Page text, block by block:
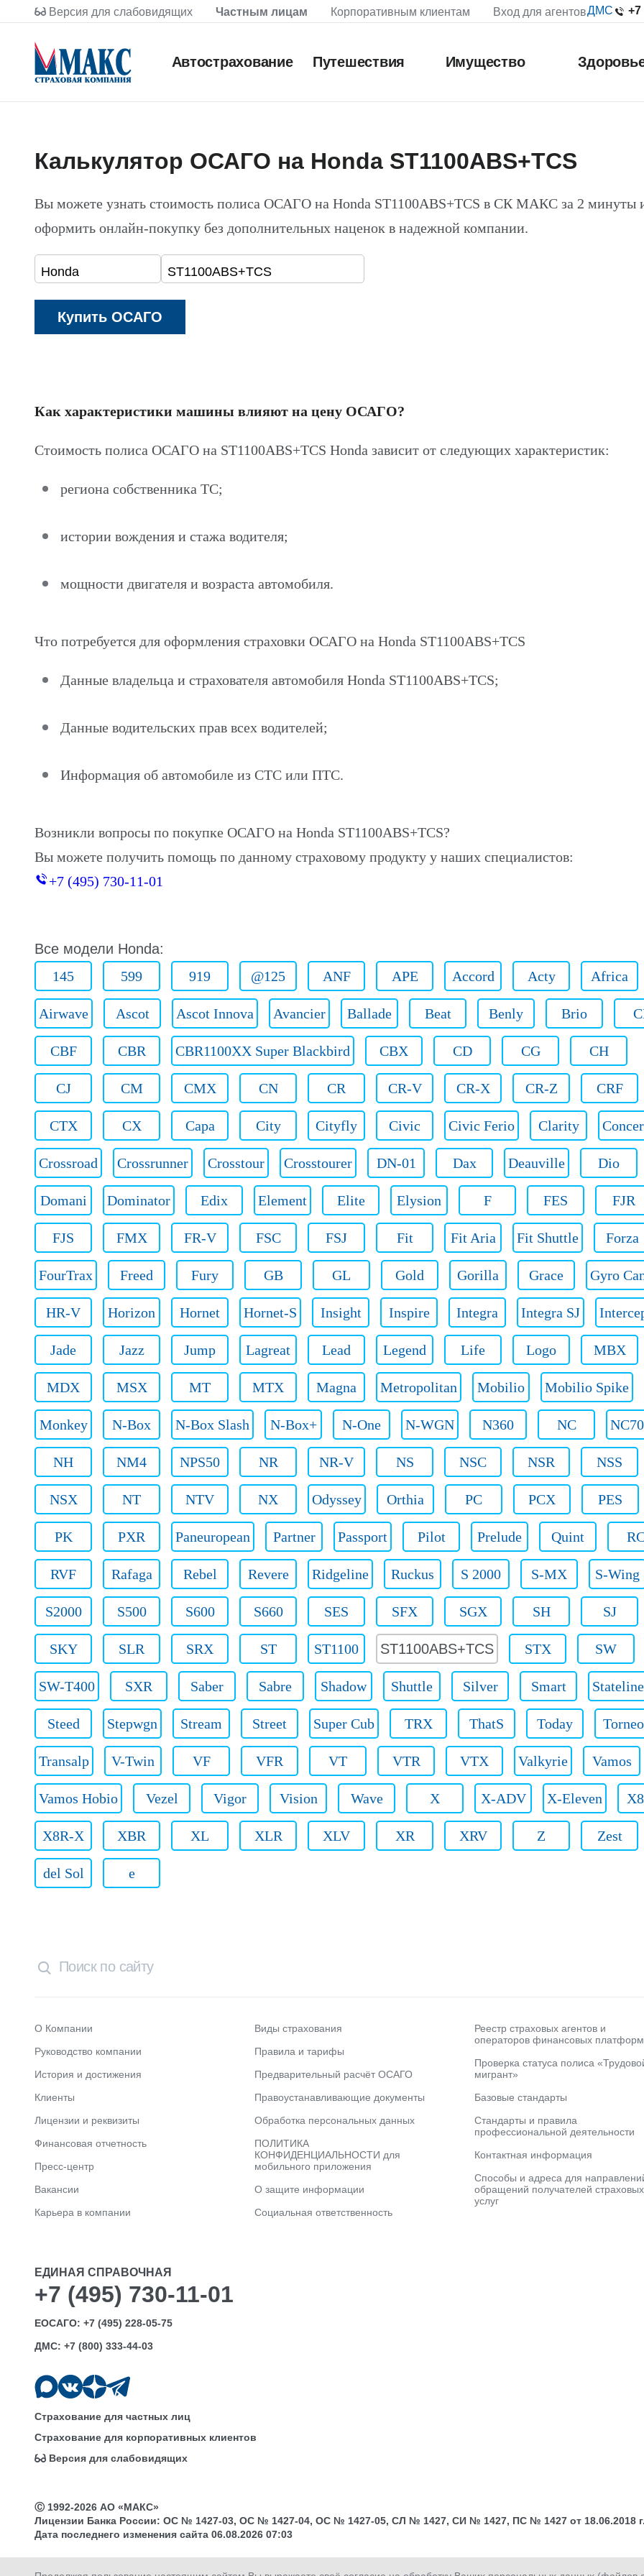
Версия для слабовидящих Частным лицам Корпоративным клиентам Вход для агентовДМС +7
Автострахование Путешествия Имущество
Калькулятор ОСАГО на Honda ST1100ABS+TCS
Вы можете узнать стоимость полиса ОСАГО на Honda ST1100ABS+TCS в СК МАКС за 2 минуты
оформить онлайн-покупку без дополнительных наценок в надежной компании.
Как характеристики машины влияют на цену ОСАГО?
Стоимость полиса ОСАГО на ST1100ABS+TCS Honda зависит от следующих характеристик:
региона собственника ТС;
истории вождения и стажа водителя;
мощности двигателя и возраста автомобиля.
Что потребуется для оформления страховки ОСАГО на Honda ST1100ABS+TCS
Данные владельца и страхователя автомобиля Honda ST1100ABS+TCS;
Данные водительских прав всех водителей;
Информация об автомобиле из СТС или ПТС.
Возникли вопросы по покупке ОСАГО на Honda ST1100ABS+TCS?
Вы можете получить помощь по данному страховому продукту у наших специалистов:
+7 (495) 730-11-01
Все модели Honda:
145
599 919 @125 ANF APE Accord Acty Africa
Airwave Ascot Ascot Innova Avancier Ballade Beat Benly Brio
CBF CBR CBR1100XX Super Blackbird CBX CD CG CH
CJ CM CMX CN CR CR-V CR-X CR-Z CRF
CTX CX Capa City Cityfly Civic Civic Ferio Clarity
Crossroad Crossrunner Crosstour Crosstourer DN-01 Dax Deauville Dio
Domani Dominator Edix Element Elite Elysion F FES FJR
FJS FMX FR-V FSC FSJ Fit Fit Aria Fit Shuttle Forza
FourTrax Freed Fury GB GL Gold Gorilla Grace Gyro
HR-V Horizon Hornet Hornet-S Insight Inspire Integra Integra SJ
Jade Jazz Jump Lagreat Lead Legend Life Logo MBX
MDX MSX MT MTX Magna Metropolitan Mobilio Mobilio Spike
Monkey N-Box N-Box Slash N-Box+ N-One N-WGN N360 NC
NH NM4 NPS50 NR NR-V NS NSC NSR NSS
NSX NT NTV NX Odyssey Orthia PC PCX PES
PK PXR Paneuropean Partner Passport Pilot Prelude Quint
RVF Rafaga Rebel Revere Ridgeline Ruckus S 2000 S-MX S-Wing
S2000 S500 S600 S660 SES SFX SGX SH SJ
SKY SLR SRX ST ST1100 ST1100ABS+TCS STX SW
SW-T400 SXR Saber Sabre Shadow Shuttle Silver Smart Stateline
Steed Stepwgn Stream Street Super Cub TRX ThatS Today Torneo
Transalp V-Twin VF VFR VT VTR VTX Valkyrie Vamos
Vamos Hobio Vezel Vigor Vision Wave X X-ADV X-Eleven
X8R-X XBR XL XLR XLV XR XRV Z Zest
del Sol e
О Компании
Руководство компании
История и достижения
Клиенты
Лицензии и реквизиты
Финансовая отчетность
Пресс-центр
Вакансии
Карьера в компании
Виды страхования
Правила и тарифы
Предварительный расчёт ОСАГО
Правоустанавливающие документы
Обработка персональных данных
ПОЛИТИКА
КОНФИДЕНЦИАЛЬНОСТИ для
мобильного приложения
О защите информации
Социальная ответственность
Реестр страховых агентов и
операторов финансовых платформ
Проверка статуса полиса
мигрант»
Базовые стандарты
Стандарты и правила
профессиональной деятельности
Контактная информация
Способы и адреса для
обращений получателей страховых
услуг
ЕДИНАЯ СПРАВОЧНАЯ
+7 (495) 730-11-01
ЕОСАГО: +7 (495) 228-05-75
ДМС: +7 (800) 333-44-03
Страхование для частных лиц
Страхование для корпоративных клиентов
Версия для слабовидящих
Ⓒ 1992-2026 АО «МАКС»
Лицензии Банка России: ОС № 1427-03, ОС № 1427-04, ОС № 1427-05, СЛ № 1427, СИ № 1427, ПС № 1427 от 18.06.2018
Дата последнего изменения сайта 06.08.2026 07:03